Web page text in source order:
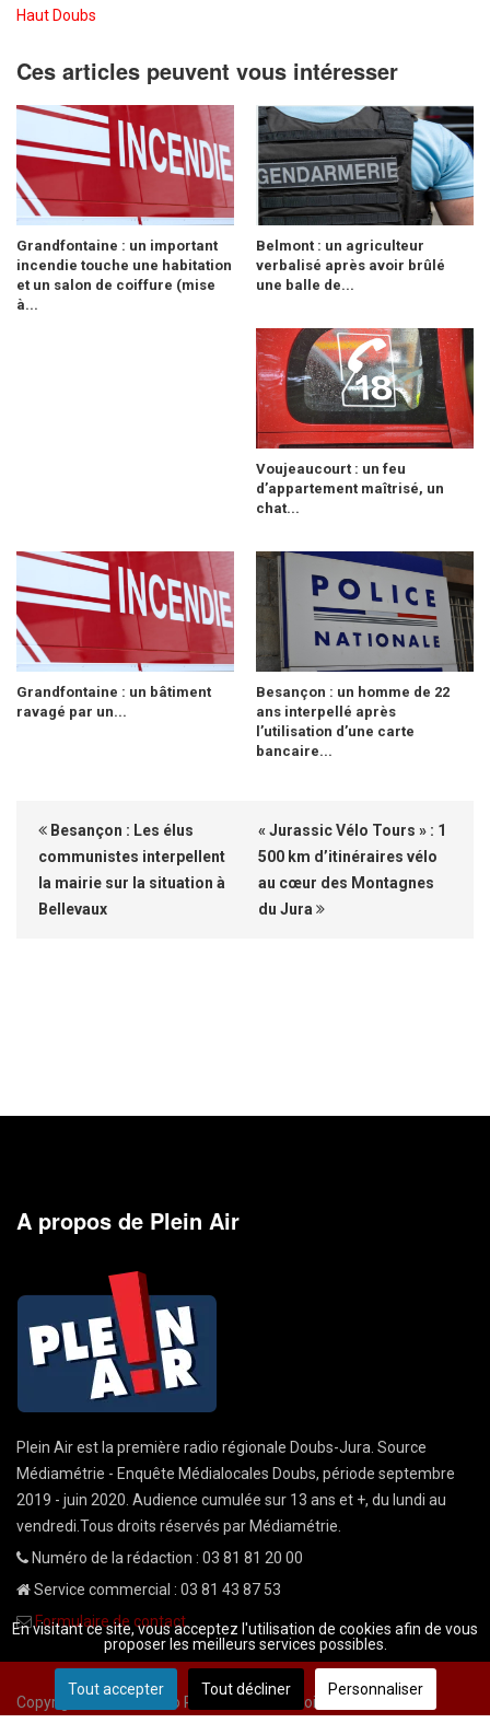
Haut Doubs
Ces articles peuvent vous intéresser
Grandfontaine : un important
incendie touche une habitation
et un salon de coiffure (mise
à...
Belmont : un agriculteur
verbalisé après avoir brûlé
une balle de...
Voujeaucourt : un feu
d’appartement maîtrisé, un
chat...
Grandfontaine : un bâtiment
ravagé par un...
Besançon : un homme de 22
ans interpellé après
l’utilisation d’une carte
bancaire...
Besançon : Les élus
communistes interpellent
la mairie sur la situation à
Bellevaux
« Jurassic Vélo Tours » : 1
500 km d’itinéraires vélo
au cœur des Montagnes
du Jura
A propos de Plein Air
Plein Air est la première radio régionale Doubs-Jura. Source
Médiamétrie - Enquête Médialocales Doubs, période septembre
2019 - juin 2020. Audience cumulée sur 13 ans et +, du lundi au
vendredi.Tous droits réservés par Médiamétrie.
Numéro de la rédaction : 03 81 81 20 00
Service commercial : 03 81 43 87 53
Formulaire de contact
Copyright © 2026 Radio Plein Air - Tous droits réservés
En visitant ce site, vous acceptez l'utilisation de cookies afin de vous
proposer les meilleurs services possibles.
Tout accepter Tout décliner Personnaliser